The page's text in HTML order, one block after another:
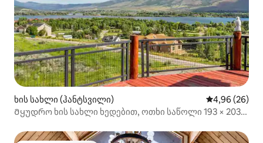
ხის სახლი (ჰანტსვილი) საშუალო
4,96 (26)
Მყუდრო ხის სახლი ხედებით, ოთხი საწოლი 193 × 203